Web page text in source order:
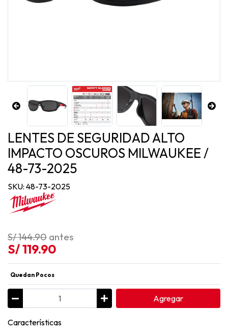
LENTES DE SEGURIDAD ALTO
IMPACTO OSCUROS MILWAUKEE /
48-73-2025
SKU: 48-73-2025
S/ 144.90 antes
S/ 119.90
Quedan Pocos
Agregar
Características